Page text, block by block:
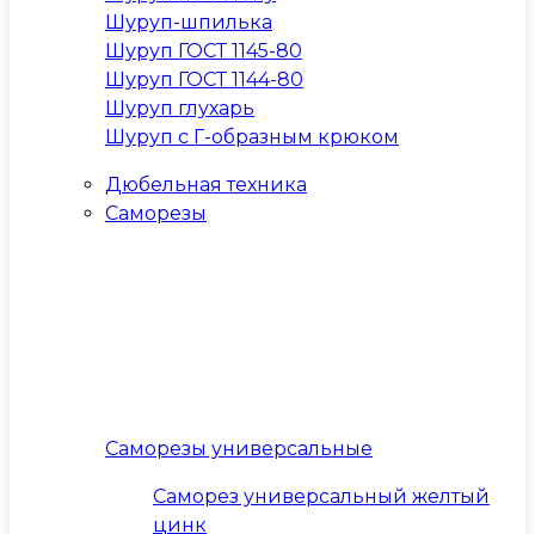
Шуруп-шпилька
Шуруп ГОСТ 1145-80
Шуруп ГОСТ 1144-80
Шуруп глухарь
Шуруп с Г-образным крюком
Дюбельная техника
Саморезы
Саморезы универсальные
Саморез универсальный желтый
цинк